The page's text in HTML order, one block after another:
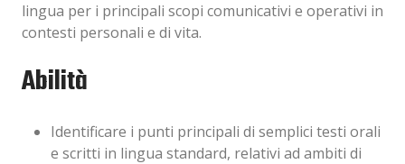
lingua per i principali scopi comunicativi e operativi in
contesti personali e di vita.
Abilità
Identificare i punti principali di semplici testi orali
e scritti in lingua standard, relativi ad ambiti di